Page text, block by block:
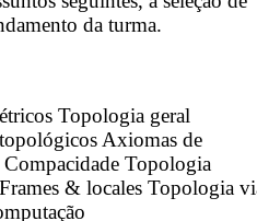
da turma.
Topologia geral
Axiomas de
Topologia
& locales Topologia